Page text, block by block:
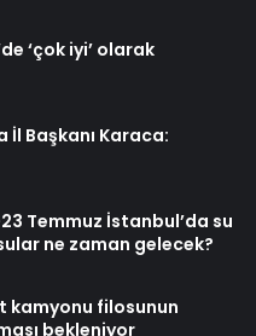
‘çok iyi’ olarak
İl Başkanı Karaca:
Temmuz İstanbul’da su
ne zaman gelecek?
kamyonu filosunun
bekleniyor